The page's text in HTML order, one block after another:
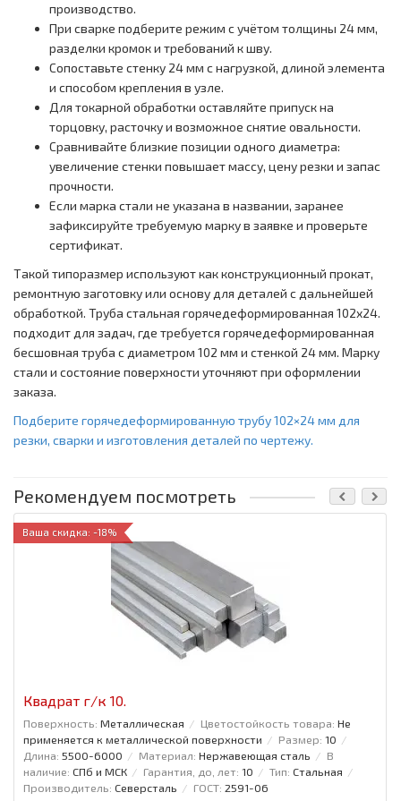
производство.
При сварке подберите режим с учётом толщины 24 мм,
разделки кромок и требований к шву.
Сопоставьте стенку 24 мм с нагрузкой, длиной элемента
и способом крепления в узле.
Для токарной обработки оставляйте припуск на
торцовку, расточку и возможное снятие овальности.
Сравнивайте близкие позиции одного диаметра:
увеличение стенки повышает массу, цену резки и запас
прочности.
Если марка стали не указана в названии, заранее
зафиксируйте требуемую марку в заявке и проверьте
сертификат.
Такой типоразмер используют как конструкционный прокат,
ремонтную заготовку или основу для деталей с дальнейшей
обработкой. Труба стальная горячедеформированная 102x24.
подходит для задач, где требуется горячедеформированная
бесшовная труба с диаметром 102 мм и стенкой 24 мм. Марку
стали и состояние поверхности уточняют при оформлении
заказа.
Подберите горячедеформированную трубу 102×24 мм для
резки, сварки и изготовления деталей по чертежу.
Рекомендуем посмотреть
Ваша скидка: -18%
Квадрат г/к 10.
Поверхность: Металлическая Цветостойкость товара: Не
применяется к металлической поверхности
Размер: 10
Длина: 5500-6000 Материал: Нержавеющая сталь
В
наличие: СПб и МСК Гарантия, до, лет: 10 Тип: Стальная
Производитель: Северсталь ГОСТ: 2591-06